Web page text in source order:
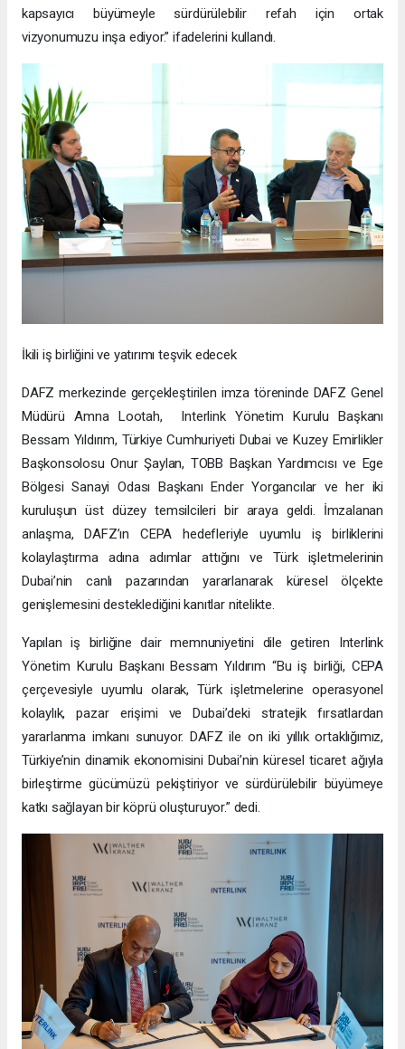
kapsayıcı büyümeyle sürdürülebilir refah için ortak
vizyonumuzu inşa ediyor.” ifadelerini kullandı.
İkili iş birliğini ve yatırımı teşvik edecek
DAFZ merkezinde gerçekleştirilen imza töreninde DAFZ Genel
Müdürü Amna Lootah, Interlink Yönetim Kurulu Başkanı
Bessam Yıldırım, Türkiye Cumhuriyeti Dubai ve Kuzey Emirlikler
Başkonsolosu Onur Şaylan, TOBB Başkan Yardımcısı ve Ege
Bölgesi Sanayi Odası Başkanı Ender Yorgancılar ve her iki
kuruluşun üst düzey temsilcileri bir araya geldi. İmzalanan
anlaşma, DAFZ’ın CEPA hedefleriyle uyumlu iş birliklerini
kolaylaştırma adına adımlar attığını ve Türk işletmelerinin
Dubai’nin canlı pazarından yararlanarak küresel ölçekte
genişlemesini desteklediğini kanıtlar nitelikte.
Yapılan iş birliğine dair memnuniyetini dile getiren Interlink
Yönetim Kurulu Başkanı Bessam Yıldırım “Bu iş birliği, CEPA
çerçevesiyle uyumlu olarak, Türk işletmelerine operasyonel
kolaylık, pazar erişimi ve Dubai’deki stratejik fırsatlardan
yararlanma imkanı sunuyor. DAFZ ile on iki yıllık ortaklığımız,
Türkiye’nin dinamik ekonomisini Dubai’nin küresel ticaret ağıyla
birleştirme gücümüzü pekiştiriyor ve sürdürülebilir büyümeye
katkı sağlayan bir köprü oluşturuyor.” dedi.